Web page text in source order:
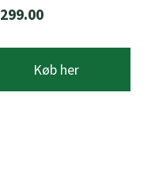
299.00
Køb her